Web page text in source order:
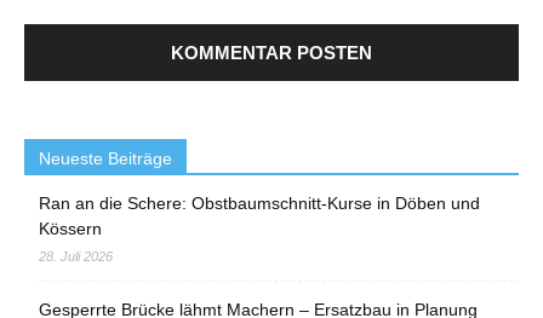
Neueste Beiträge
Ran an die Schere: Obstbaumschnitt-Kurse in Döben und
Kössern
28. Juli 2026
Gesperrte Brücke lähmt Machern – Ersatzbau in Planung